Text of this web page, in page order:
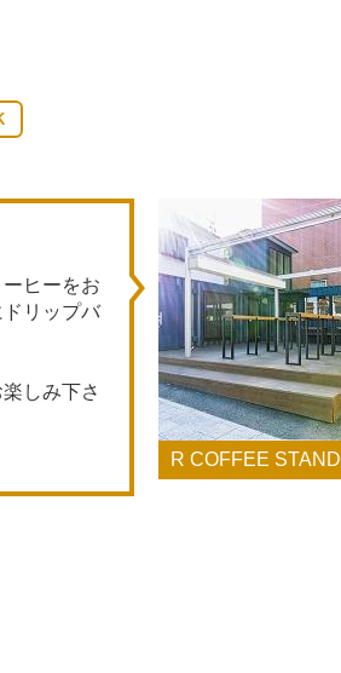
ーをお
ップバ
しみ下さ
R COFFEE STAND